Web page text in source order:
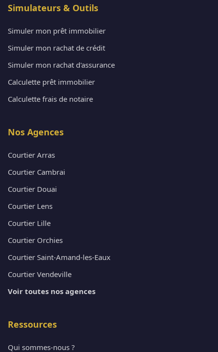
Simulateurs & Outils
Simuler mon prêt immobilier
Simuler mon rachat de crédit
Simuler mon rachat d'assurance
Calculette prêt immobilier
Calculette frais de notaire
Nos Agences
Courtier Arras
Courtier Cambrai
Courtier Douai
Courtier Lens
Courtier Lille
Courtier Orchies
Courtier Saint-Amand-les-Eaux
Courtier Vendeville
Voir toutes nos agences
Ressources
Qui sommes-nous ?